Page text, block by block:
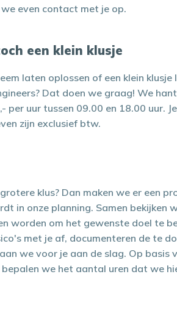
even contact met je op.
een klein klusje
laten oplossen of een klein
Dat doen we graag! We
per uur tussen 09.00 en 18.00 uur.
zijn exclusief btw.
klus? Dan maken we er een
in onze planning. Samen bekijken
worden om het gewenste doel te
met je af, documenteren de te
we voor je aan de slag. Op basis
we het aantal uren dat we